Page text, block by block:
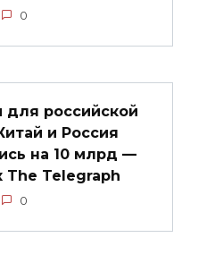
0
для российской
и Россия
на 10 млрд —
The Telegraph
0